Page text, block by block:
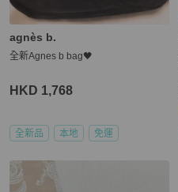
agnès b.
全新Agnes b bag🖤
HKD 1,768
全新品 本地 免運